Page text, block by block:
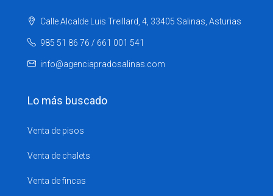
Calle Alcalde Luis Treillard, 4, 33405 Salinas, Asturias
985 51 86 76 / 661 001 541
info@agenciapradosalinas.com
Lo más buscado
Venta de pisos
Venta de chalets
Venta de fincas